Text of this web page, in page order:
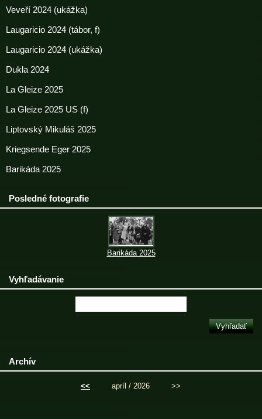
Veveří 2024 (ukážka)
Laugaricio 2024 (tábor, f)
Laugaricio 2024 (ukážka)
Dukla 2024
La Gleize 2025
La Gleize 2025 US (f)
Liptovský Mikuláš 2025
Kriegsende Eger 2025
Barikáda 2025
Posledné fotografie
Barikáda 2025
Vyhľadávanie
Archív
<< apríl / 2026 >>